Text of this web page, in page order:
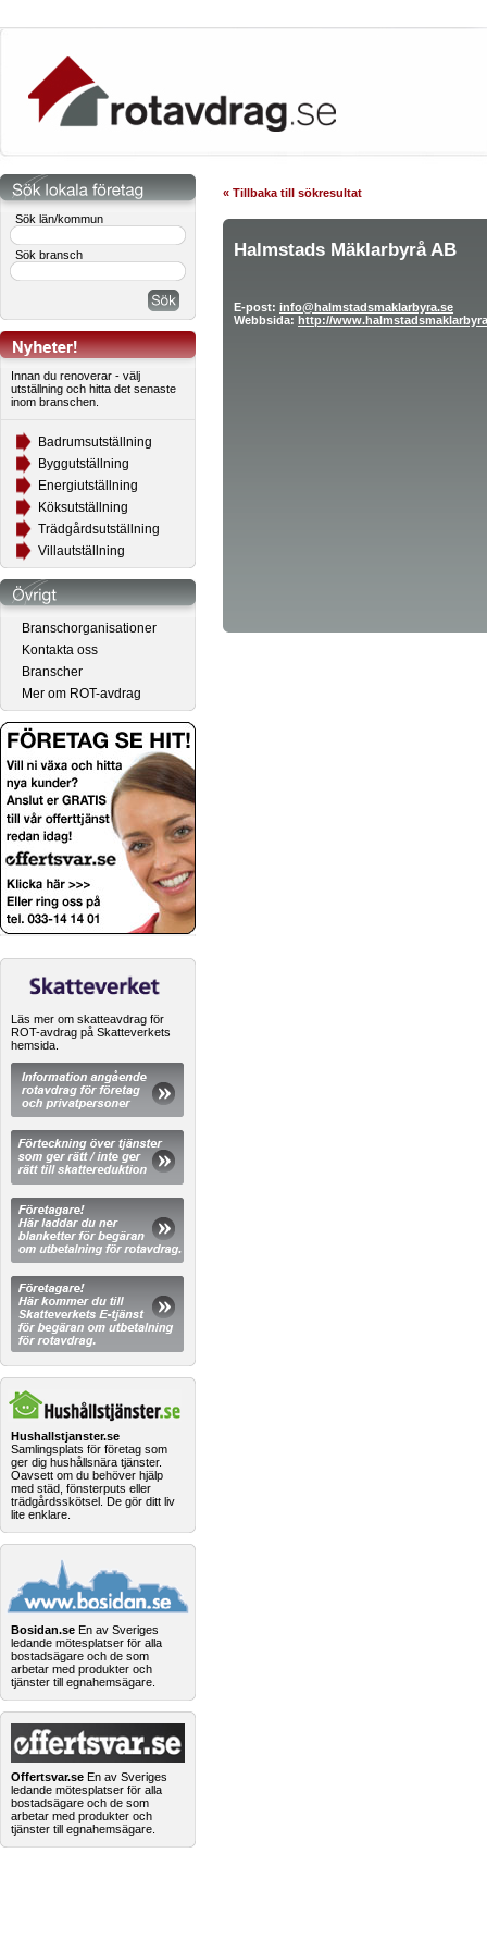
Sök län/kommun
Sök bransch
Innan du renoverar - välj
utställning och hitta det senaste
inom branschen.
Badrumsutställning
Byggutställning
Energiutställning
Köksutställning
Trädgårdsutställning
Villautställning
Branschorganisationer
Kontakta oss
Branscher
Mer om ROT-avdrag
Läs mer om skatteavdrag för
ROT-avdrag på Skatteverkets
hemsida.
Hushallstjanster.se
Samlingsplats för företag som
ger dig hushållsnära tjänster.
Oavsett om du behöver hjälp
med städ, fönsterputs eller
trädgårdsskötsel. De gör ditt liv
lite enklare.
Bosidan.se En av Sveriges
ledande mötesplatser för alla
bostadsägare och de som
arbetar med produkter och
tjänster till egnahemsägare.
Offertsvar.se En av Sveriges
ledande mötesplatser för alla
bostadsägare och de som
arbetar med produkter och
tjänster till egnahemsägare.
« Tillbaka till sökresultat
Halmstads Mäklarbyrå AB
E-post: info@halmstadsmaklarbyra.se
Webbsida: http://